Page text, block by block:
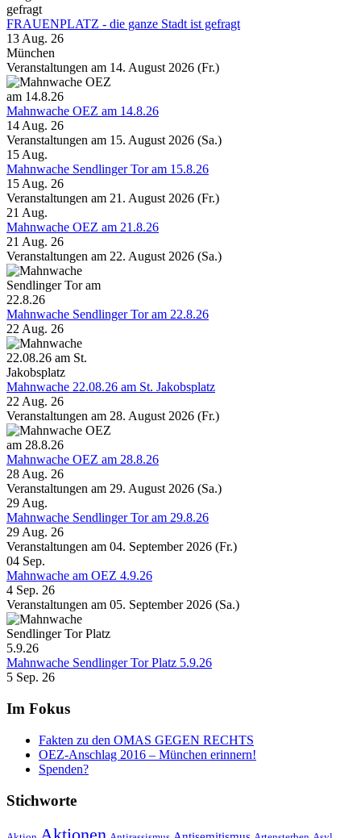
FRAUENPLATZ - die ganze Stadt ist gefragt
13 Aug. 26
München
Veranstaltungen am 14. August 2026 (Fr.)
Mahnwache OEZ am 14.8.26
14 Aug. 26
Veranstaltungen am 15. August 2026 (Sa.)
15Aug.
Mahnwache Sendlinger Tor am 15.8.26
15 Aug. 26
Veranstaltungen am 21. August 2026 (Fr.)
21 Aug.
Mahnwache OEZ am 21.8.26
21 Aug. 26
Veranstaltungen am 22. August 2026 (Sa.)
Mahnwache Sendlinger Tor am 22.8.26
22 Aug. 26
Mahnwache 22.08.26 am St. Jakobsplatz
22 Aug. 26
Veranstaltungen am 28. August 2026 (Fr.)
Mahnwache OEZ am 28.8.26
28 Aug. 26
Veranstaltungen am 29. August 2026 (Sa.)
29Aug.
Mahnwache Sendlinger Tor am 29.8.26
29 Aug. 26
Veranstaltungen am 04. September 2026 (Fr.)
04 Sep.
Mahnwache am OEZ 4.9.26
4 Sep. 26
Veranstaltungen am 05. September 2026 (Sa.)
Mahnwache Sendlinger Tor Platz 5.9.26
5 Sep. 26
Im Fokus
Fakten zu den OMAS GEGEN RECHTS
OEZ-Anschlag 2016 – München erinnern!
Spenden?
Stichworte